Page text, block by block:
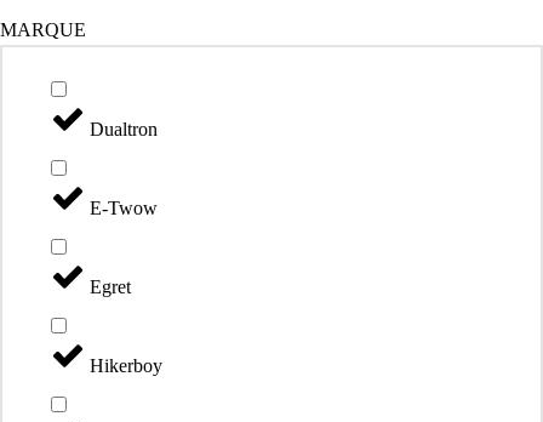
MARQUE
Dualtron
E-Twow
Egret
Hikerboy